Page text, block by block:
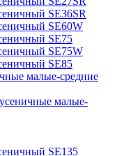
SE36SR
SE60W
SE75
SE75W
SE85
малые-средние
малые-
SE135